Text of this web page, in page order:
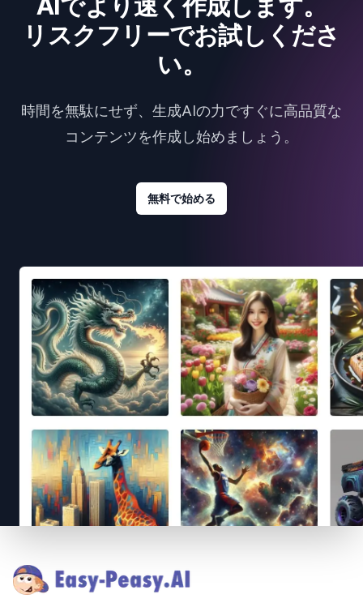
AIでより速く作成します。
リスクフリーでお試しくださ
い。
時間を無駄にせず、生成AIの力ですぐに高品質な
コンテンツを作成し始めましょう。
無料で始める